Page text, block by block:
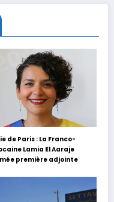
de Paris : La Franco-
Lamia El Aaraje
première adjointe